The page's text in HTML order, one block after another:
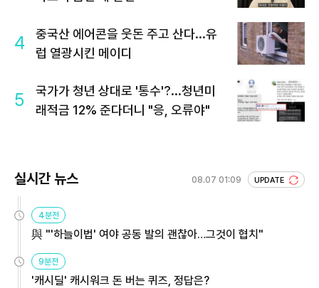
4
중국산 에어콘을 웃돈 주고 산다...유
럽 열광시킨 메이디
5
국가가 청년 상대로 '통수'?...청년미
래적금 12% 준다더니 "응, 오류야"
실시간 뉴스 08.07 01:09 UPDATE
4분전
與 "'하늘이법' 여야 공동 발의 괜찮아…그것이 협치"
9분전
'캐시딜' 캐시워크 돈 버는 퀴즈, 정답은?